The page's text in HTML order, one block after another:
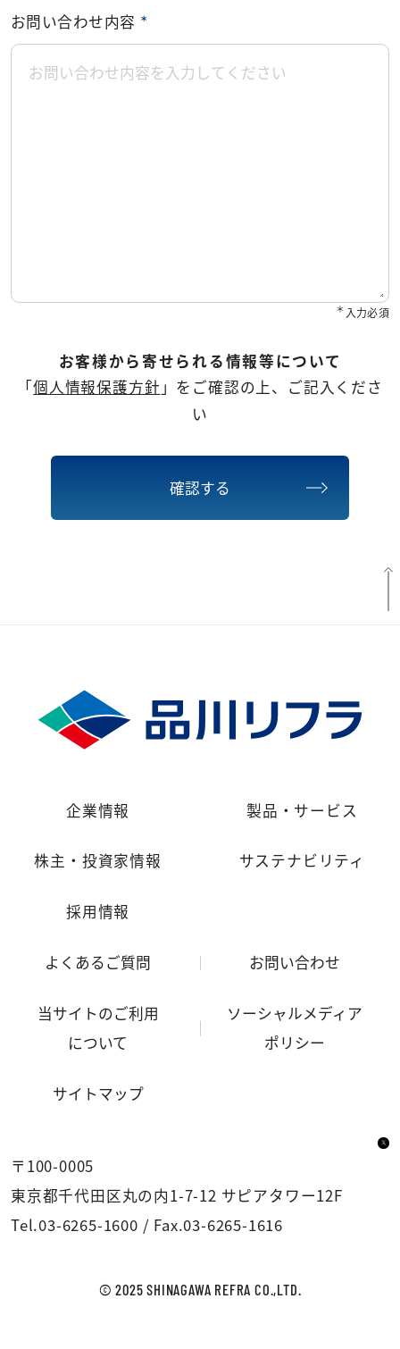
お問い合わせ内容 ＊
＊ 入力必須
お客様から寄せられる情報等について
「個人情報保護方針 」をご確認の上、ご記入くださ
い
確認する
企業情報 製品・サービス
株主・投資家情報 サステナビリティ
採用情報
よくあるご質問 お問い合わせ
当サイトのご利用
について
ソーシャルメディア
ポリシー
サイトマップ
〒100-0005
東京都千代田区丸の内1-7-12 サピアタワー12F
Tel.03-6265-1600 / Fax.03-6265-1616
© 2025 SHINAGAWA REFRA CO.,LTD.